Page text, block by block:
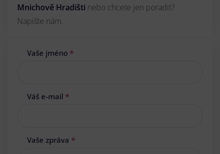
Mnichově Hradišti nebo chcete jen poradit?
Napište nám.
Vaše jméno *
Váš e-mail *
Vaše zpráva *